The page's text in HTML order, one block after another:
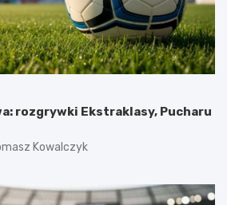
rozgrywki Ekstraklasy, Pucharu
Kowalczyk